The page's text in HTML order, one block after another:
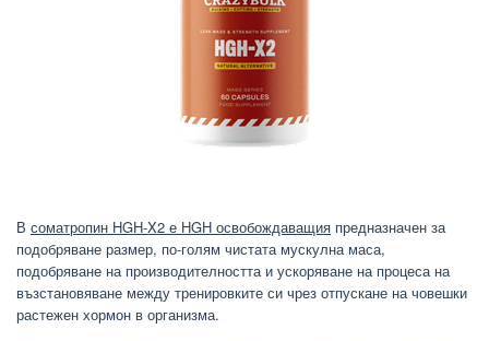
В соматропин HGH-X2 е HGH освобождаващия предназначен за
подобряване размер, по-голям чистата мускулна маса,
подобряване на производителността и ускоряване на процеса на
възстановяване между тренировките си чрез отпускане на човешки
растежен хормон в организма.